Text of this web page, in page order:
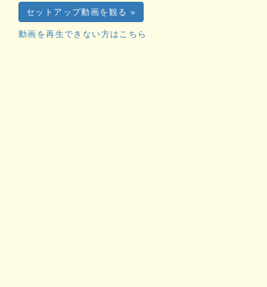
セットアップ動画を観る »
動画を再生できない方はこちら